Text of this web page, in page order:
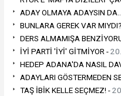
ADAY OLMAYA ADAYSIN
BUNLARA GEREK VAR
DERS ALMAMIŞA
İYİ PARTİ 'İYİ' GİTMİYOR -
HEDEP ADANA'DA NASIL
ADAYLARI GÖSTERMEDEN
TAŞ İBİK KELLE SEÇMEZ! -